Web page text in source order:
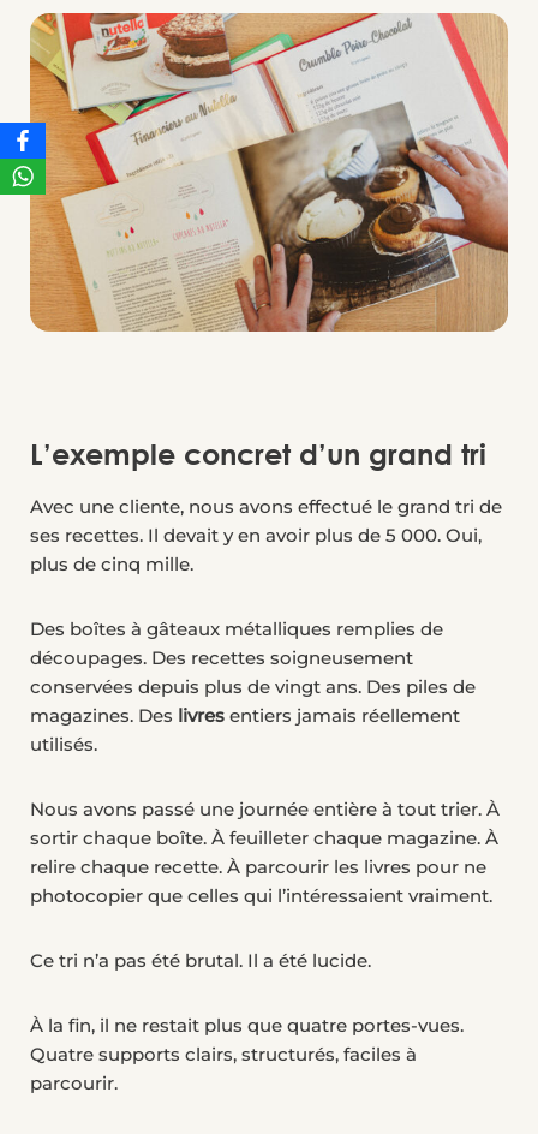
L’exemple concret d’un grand tri
Avec une cliente, nous avons effectué le grand tri de
ses recettes. Il devait y en avoir plus de 5 000. Oui,
plus de cinq mille.
Des boîtes à gâteaux métalliques remplies de
découpages. Des recettes soigneusement
conservées depuis plus de vingt ans. Des piles de
magazines. Des livres entiers jamais réellement
utilisés.
Nous avons passé une journée entière à tout trier. À
sortir chaque boîte. À feuilleter chaque magazine. À
relire chaque recette. À parcourir les livres pour ne
photocopier que celles qui l’intéressaient vraiment.
Ce tri n’a pas été brutal. Il a été lucide.
À la fin, il ne restait plus que quatre portes-vues.
Quatre supports clairs, structurés, faciles à
parcourir.